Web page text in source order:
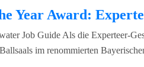
Year Award:
Job Guide Als die Experteer-
im renommierten